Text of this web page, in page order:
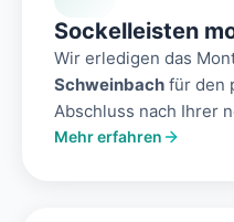
Sockelleisten
Wir erledigen das
Schweinbach für den
Abschluss nach Ihrer
Mehr erfahren